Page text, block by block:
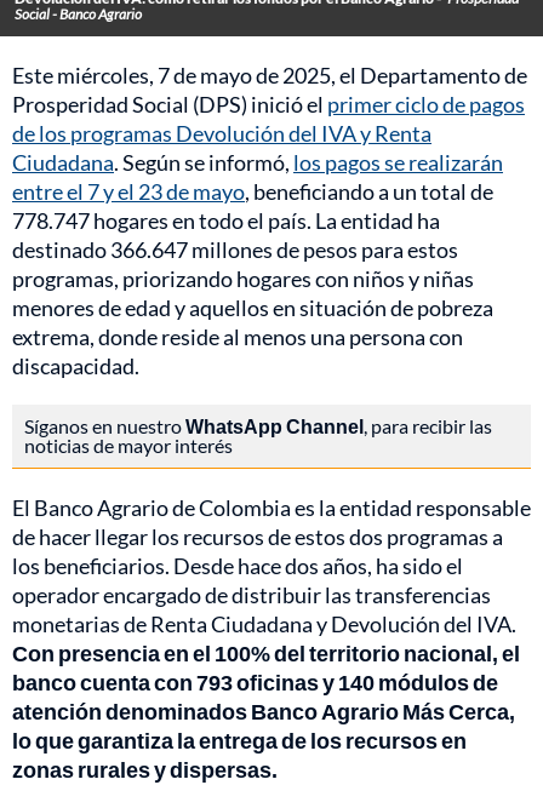
Social - Banco Agrario
Este miércoles, 7 de mayo de 2025, el Departamento de
Prosperidad Social (DPS) inició el primer ciclo de pagos
de los programas Devolución del IVA y Renta
Ciudadana. Según se informó, los pagos se realizarán
entre el 7 y el 23 de mayo, beneficiando a un total de
778.747 hogares en todo el país. La entidad ha
destinado 366.647 millones de pesos para estos
programas, priorizando hogares con niños y niñas
menores de edad y aquellos en situación de pobreza
extrema, donde reside al menos una persona con
discapacidad.
Síganos en nuestroWhatsApp Channel, para recibir las
noticias de mayor interés
El Banco Agrario de Colombia es la entidad responsable
de hacer llegar los recursos de estos dos programas a
los beneficiarios. Desde hace dos años, ha sido el
operador encargado de distribuir las transferencias
monetarias de Renta Ciudadana y Devolución del IVA.
Con presencia en el 100% del territorio nacional, el
banco cuenta con 793 oficinas y 140 módulos de
atención denominados Banco Agrario Más Cerca,
lo que garantiza la entrega de los recursos en
zonas rurales y dispersas.